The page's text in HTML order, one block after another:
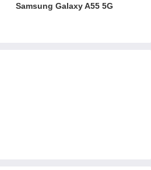
Samsung Galaxy A55 5G